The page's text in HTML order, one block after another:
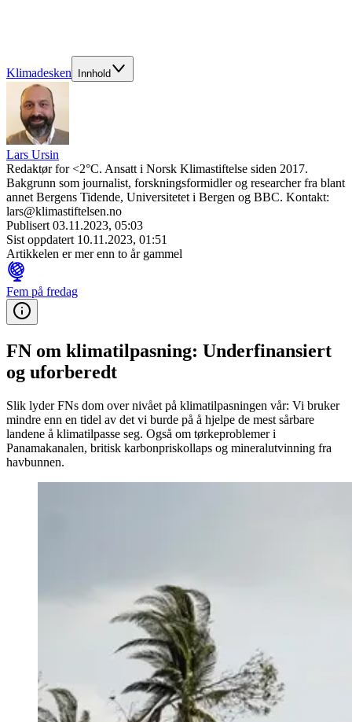
Klimadesken Innhold
Lars Ursin
Redaktør for <2°C. Ansatt i Norsk Klimastiftelse siden 2017.
Bakgrunn som journalist, forskningsformidler og researcher fra blant
annet Bergens Tidende, Universitetet i Bergen og BBC. Kontakt:
lars@klimastiftelsen.no
Publisert 03.11.2023, 05:03
Sist oppdatert 10.11.2023, 01:51
Artikkelen er mer enn to år gammel
Fem på fredag
FN om klima­tilpasning: Under­finansiert
og uforberedt
Slik lyder FNs dom over nivået på klimatilpasningen vår: Vi bruker
mindre enn en tidel av det vi burde på å hjelpe de mest sårbare
landene å klimatilpasse seg. Også om tørkeproblemer i
Panamakanalen, britisk karbonpriskollaps og mineralutvinning fra
havbunnen.